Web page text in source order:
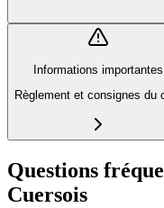
Informations importantes
Règlement et consignes du
Questions
Cuersois